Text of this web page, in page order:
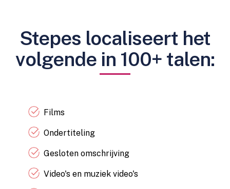
Stepes localiseert het
volgende in 100+ talen:
Films
Ondertiteling
Gesloten omschrijving
Video's en muziek video's